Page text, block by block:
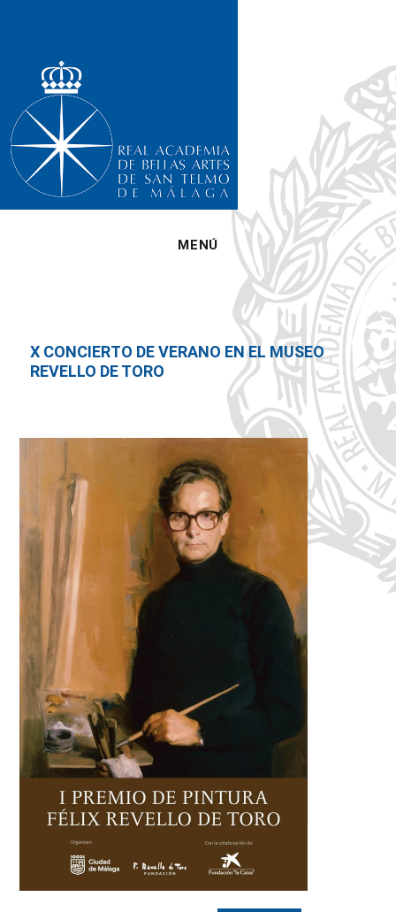
MENÚ
X CONCIERTO DE VERANO EN EL MUSEO
REVELLO DE TORO